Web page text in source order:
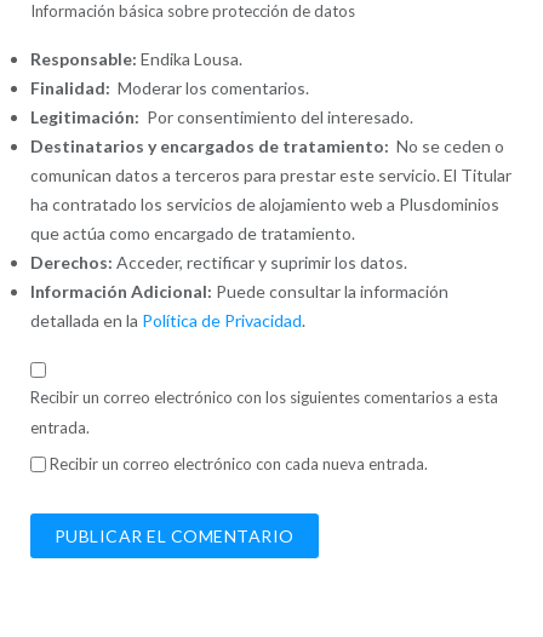
Información básica sobre protección de datos
Responsable: Endika Lousa.
Finalidad: Moderar los comentarios.
Legitimación: Por consentimiento del interesado.
Destinatarios y encargados de tratamiento: No se ceden o
comunican datos a terceros para prestar este servicio. El Titular
ha contratado los servicios de alojamiento web a Plusdominios
que actúa como encargado de tratamiento.
Derechos: Acceder, rectificar y suprimir los datos.
Información Adicional: Puede consultar la información
detallada en la Política de Privacidad.
Recibir un correo electrónico con los siguientes comentarios a esta
entrada.
Recibir un correo electrónico con cada nueva entrada.